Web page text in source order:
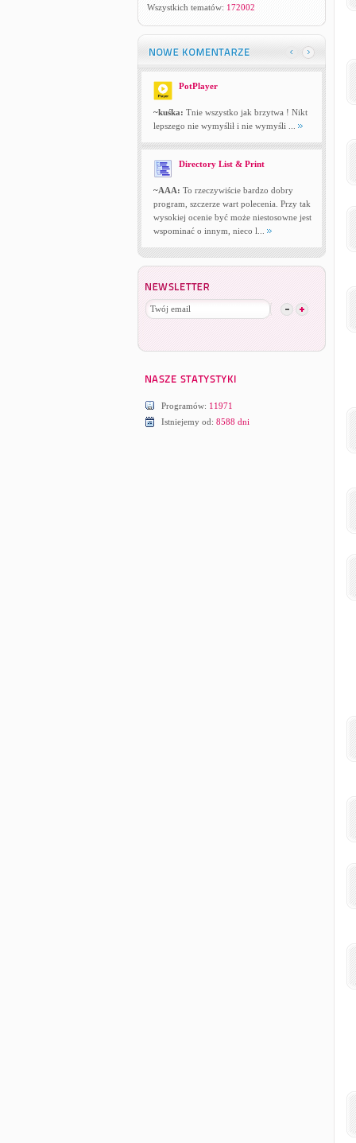
Wszystkich tematów: 172002
PotPlayer
~kuśka: Tnie wszystko jak brzytwa ! Nikt
lepszego nie wymyślił i nie wymyśli ...
Directory List & Print
~AAA: To rzeczywiście bardzo dobry
program, szczerze wart polecenia. Przy tak
wysokiej ocenie być może niestosowne jest
wspominać o innym, nieco l...
Programów: 11971
Istniejemy od: 8588 dni